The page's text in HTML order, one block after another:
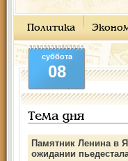
Политика
суббота
08
Тема дня
Памятник Ленина в
ожидании